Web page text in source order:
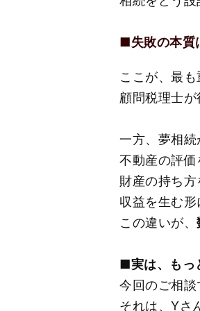
■失敗の本質
ここが、最
顧問税理士
一方、夢相
不動産の評価
財産の持ち方
収益を生む
この違いが、
■実は、も
今回のご相
それは、Yさ